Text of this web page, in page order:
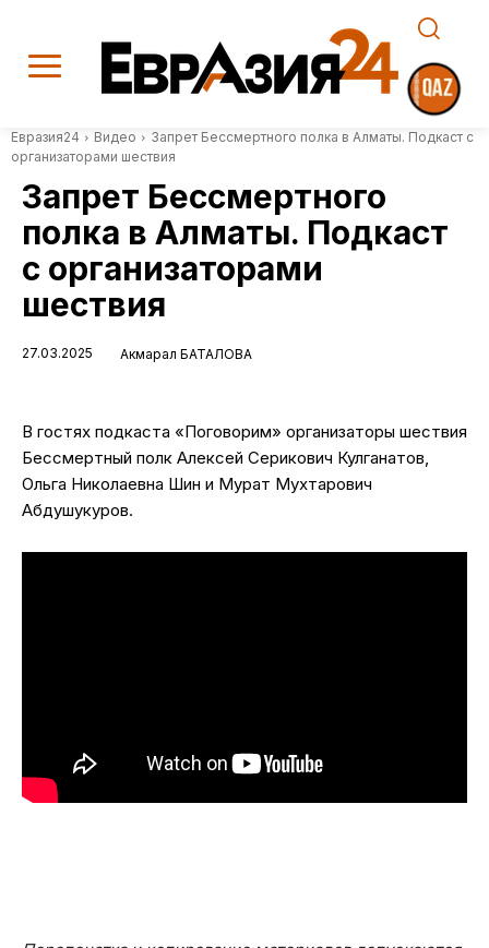
Евразия24 Видео
Запрет Бессмертного полка в Алматы. Подкаст с
организаторами шествия
Запрет Бессмертного
полка в Алматы. Подкаст
с организаторами
шествия
27.03.2025 Акмарал БАТАЛОВА
В гостях подкаста «Поговорим» организаторы шествия
Бессмертный полк Алексей Серикович Кулганатов,
Ольга Николаевна Шин и Мурат Мухтарович
Абдушукуров.